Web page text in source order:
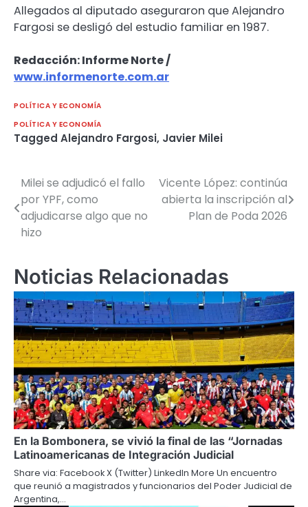
Allegados al diputado aseguraron que Alejandro
Fargosi se desligó del estudio familiar en 1987.
Redacción: Informe Norte /
www.informenorte.com.ar
POLÍTICA Y ECONOMÍA
POLÍTICA Y ECONOMÍA
Tagged Alejandro Fargosi, Javier Milei
Navegación
de
entradas
Milei se adjudicó el fallo
por YPF, como
adjudicarse algo que no
hizo
Vicente López: continúa
abierta la inscripción al
Plan de Poda 2026
Noticias Relacionadas
En la Bombonera, se vivió la final de las “Jornadas
Latinoamericanas de Integración Judicial
Share via: Facebook X (Twitter) LinkedIn More Un encuentro
que reunió a magistrados y funcionarios del Poder Judicial de
Argentina,…